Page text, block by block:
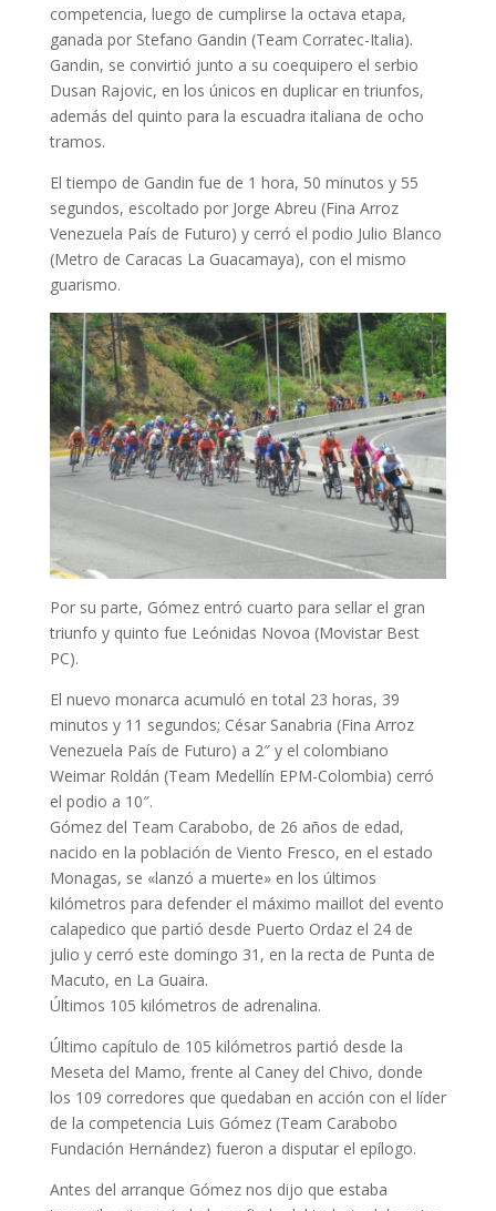
competencia, luego de cumplirse la octava etapa,
ganada por Stefano Gandin (Team Corratec-Italia).
Gandin, se convirtió junto a su coequipero el serbio
Dusan Rajovic, en los únicos en duplicar en triunfos,
además del quinto para la escuadra italiana de ocho
tramos.
El tiempo de Gandin fue de 1 hora, 50 minutos y 55
segundos, escoltado por Jorge Abreu (Fina Arroz
Venezuela País de Futuro) y cerró el podio Julio Blanco
(Metro de Caracas La Guacamaya), con el mismo
guarismo.
Por su parte, Gómez entró cuarto para sellar el gran
triunfo y quinto fue Leónidas Novoa (Movistar Best
PC).
El nuevo monarca acumuló en total 23 horas, 39
minutos y 11 segundos; César Sanabria (Fina Arroz
Venezuela País de Futuro) a 2″ y el colombiano
Weimar Roldán (Team Medellín EPM-Colombia) cerró
el podio a 10″.
Gómez del Team Carabobo, de 26 años de edad,
nacido en la población de Viento Fresco, en el estado
Monagas, se «lanzó a muerte» en los últimos
kilómetros para defender el máximo maillot del evento
calapedico que partió desde Puerto Ordaz el 24 de
julio y cerró este domingo 31, en la recta de Punta de
Macuto, en La Guaira.
Últimos 105 kilómetros de adrenalina.
Último capítulo de 105 kilómetros partió desde la
Meseta del Mamo, frente al Caney del Chivo, donde
los 109 corredores que quedaban en acción con el líder
de la competencia Luis Gómez (Team Carabobo
Fundación Hernández) fueron a disputar el epílogo.
Antes del arranque Gómez nos dijo que estaba